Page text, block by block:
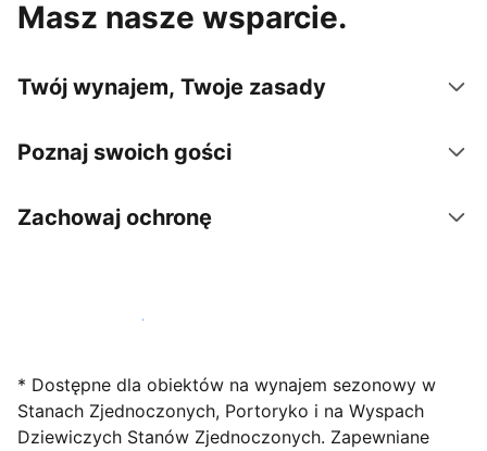
Masz nasze wsparcie.
Twój wynajem, Twoje zasady
Poznaj swoich gości
Zachowaj ochronę
Zarejestruj obiekt już dziś
* Dostępne dla obiektów na wynajem sezonowy w
Stanach Zjednoczonych, Portoryko i na Wyspach
Dziewiczych Stanów Zjednoczonych. Zapewniane